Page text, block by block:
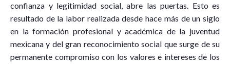
confianza y legitimidad social, abre las puertas. Esto es
resultado de la labor realizada desde hace más de un siglo
en la formación profesional y académica de la juventud
mexicana y del gran reconocimiento social que surge de su
permanente compromiso con los valores e intereses de los